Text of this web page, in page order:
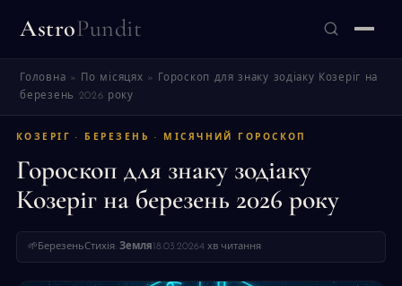
AstroPundit
ЗНАЙТИ
Головна » По місяцях »
Гороскоп для знаку зодіаку Козеріг на
березень 2026 року
КОЗЕРІГ · БЕРЕЗЕНЬ · МІСЯЧНИЙ ГОРОСКОП
Гороскоп для знаку зодіаку
Козеріг на березень 2026 року
🌱 БерезеньСтихія: Земля 18.03.20264 хв читання